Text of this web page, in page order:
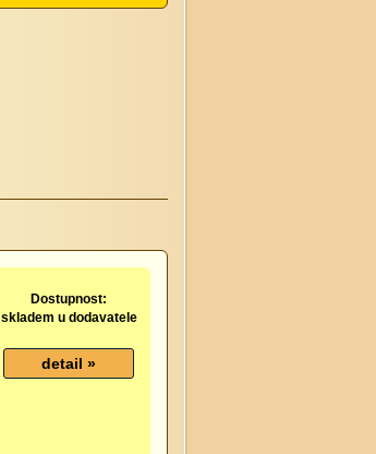
Dostupnost:
skladem u dodavatele